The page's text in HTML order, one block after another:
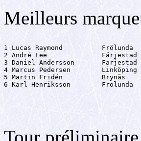
Meilleurs
1 Lucas Raymond          Frölunda
2 André Lee
3 Daniel Andersson
4 Marcus Pedersen
5 Martin Fridén          Brynäs
6 Karl Henriksson        Frölunda